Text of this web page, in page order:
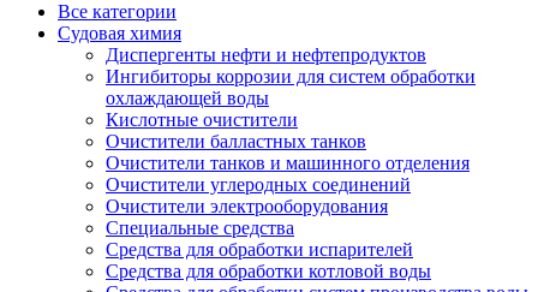
Все категории
Судовая химия
Диспергенты нефти и нефтепродуктов
Ингибиторы коррозии для систем обработки
охлаждающей воды
Кислотные очистители
Очистители балластных танков
Очистители танков и машинного отделения
Очистители углеродных соединений
Очистители электрооборудования
Специальные средства
Средства для обработки испарителей
Средства для обработки котловой воды